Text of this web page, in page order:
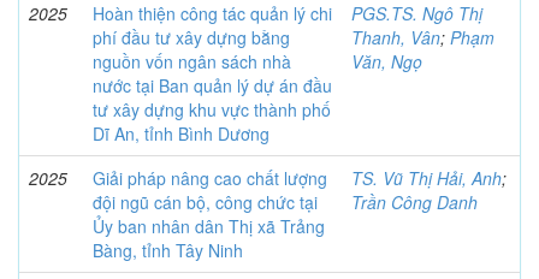
2025
Hoàn thiện công tác quản lý chi
phí đầu tư xây dựng bằng
nguồn vốn ngân sách nhà
nước tại Ban quản lý dự án đầu
tư xây dựng khu vực thành phố
Dĩ An, tỉnh Bình Dương
PGS.TS. Ngô Thị
Thanh, Vân; Phạm
Văn, Ngọ
2025
Giải pháp nâng cao chất lượng
đội ngũ cán bộ, công chức tại
Ủy ban nhân dân Thị xã Trảng
Bàng, tỉnh Tây Ninh
TS. Vũ Thị Hải, Anh;
Trần Công Danh